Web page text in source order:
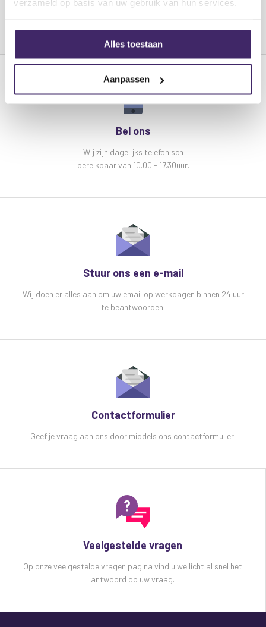
verzameld op basis van uw gebruik van hun services.
Alles toestaan
Aanpassen
Speaker met Microfoon en lichteffect:
Bluetooth, USB, MicroSD, FM tuner
Mic & AUX-ingangen
TWS-verbinding via Bluetooth om te genieten
van echt draadloos stereogeluid
woofer en een witte stroboscoop effect
Uitsparing voor het plaatsen van een
smartphone of tablet-pc
Tweeter: 2", 5cm
Woofer: 6.5", 16cm
Opgenomen vermogen: 22W
Bel ons
Wij zijn dagelijks telefonisch
bereikbaar van 10.00 - 17.30uur.
Stuur ons een e-mail
Wij doen er alles aan om uw email op werkdagen binnen 24 uur
te beantwoorden.
Contactformulier
Geef je vraag aan ons door middels ons contactformulier.
Veelgestelde vragen
Op onze veelgestelde vragen pagina vind u wellicht al snel het
antwoord op uw vraag.